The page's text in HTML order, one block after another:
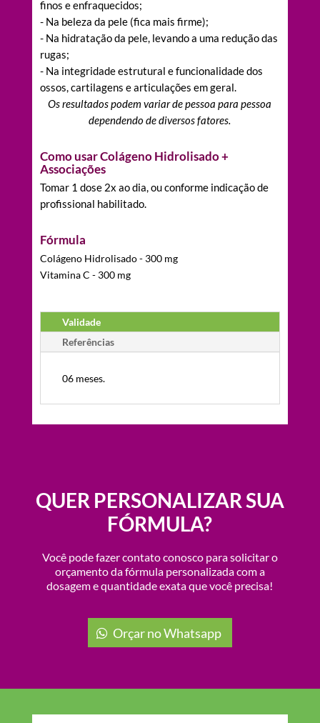
finos e enfraquecidos;
- Na beleza da pele (fica mais firme);
- Na hidratação da pele, levando a uma redução das
rugas;
- Na integridade estrutural e funcionalidade dos
ossos, cartilagens e articulações em geral.
Os resultados podem variar de pessoa para pessoa
dependendo de diversos fatores.
Como usar Colágeno Hidrolisado +
Associações
Tomar 1 dose 2x ao dia, ou conforme indicação de
profissional habilitado.
Fórmula
Colágeno Hidrolisado - 300 mg
Vitamina C - 300 mg
Validade
Referências
06 meses.
QUER PERSONALIZAR SUA
FÓRMULA?
Você pode fazer contato conosco para solicitar o
orçamento da fórmula personalizada com a
dosagem e quantidade exata que você precisa!
Orçar no Whatsapp